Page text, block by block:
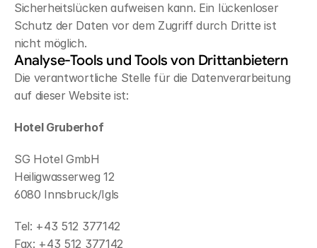
Sicherheitslücken aufweisen kann. Ein lückenloser
Schutz der Daten vor dem Zugriff durch Dritte ist
nicht möglich.
Analyse-Tools und Tools von Drittanbietern
Die verantwortliche Stelle für die Datenverarbeitung
auf dieser Website ist:
Hotel Gruberhof
SG Hotel GmbH
Heiligwasserweg 12
6080 Innsbruck/Igls
Tel: +43 512 377142
Fax: +43 512 377142